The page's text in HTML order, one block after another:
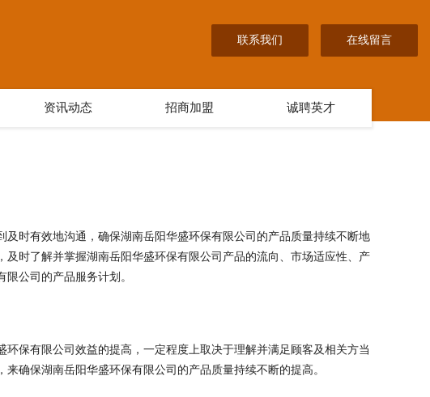
联系我们 在线留言
资讯动态 招商加盟 诚聘英才
时有效地沟通，确保湖南岳阳华盛环保有限公司的产品质量持续不断地
时了解并掌握湖南岳阳华盛环保有限公司产品的流向、市场适应性、产
公司的产品服务计划。
保有限公司效益的提高，一定程度上取决于理解并满足顾客及相关方当
确保湖南岳阳华盛环保有限公司的产品质量持续不断的提高。